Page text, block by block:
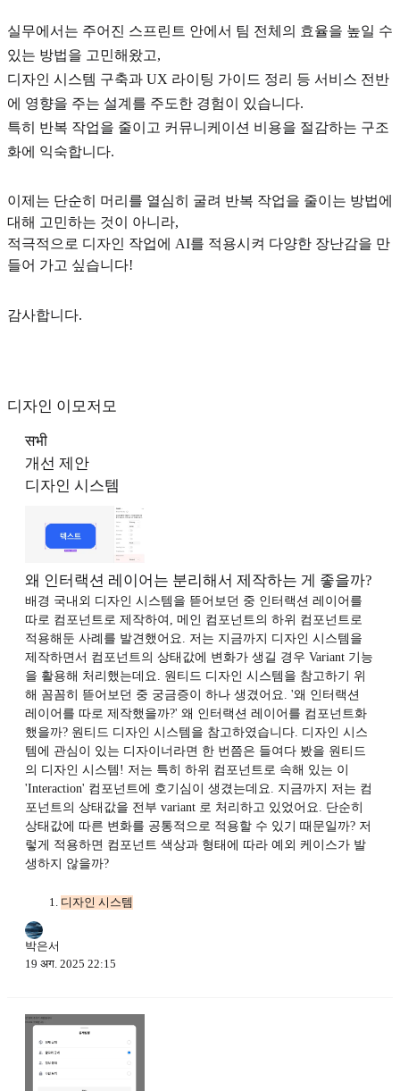
실무에서는 주어진 스프린트 안에서 팀 전체의 효율을 높일 수
있는 방법을 고민해왔고,
디자인 시스템 구축과 UX 라이팅 가이드 정리 등 서비스 전반
에 영향을 주는 설계를 주도한 경험이 있습니다.
특히 반복 작업을 줄이고 커뮤니케이션 비용을 절감하는 구조
화에 익숙합니다.
이제는 단순히 머리를 열심히 굴려 반복 작업을 줄이는 방법에
대해 고민하는 것이 아니라,
적극적으로 디자인 작업에 AI를 적용시켜 다양한 장난감을 만
들어 가고 싶습니다!
감사합니다.
디자인 이모저모
सभी
개선 제안
디자인 시스템
왜 인터랙션 레이어는 분리해서 제작하는 게 좋을까?
배경 국내외 디자인 시스템을 뜯어보던 중 인터랙션 레이어를
따로 컴포넌트로 제작하여, 메인 컴포넌트의 하위 컴포넌트로
적용해둔 사례를 발견했어요. 저는 지금까지 디자인 시스템을
제작하면서 컴포넌트의 상태값에 변화가 생길 경우 Variant 기능
을 활용해 처리했는데요. 원티드 디자인 시스템을 참고하기 위
해 꼼꼼히 뜯어보던 중 궁금증이 하나 생겼어요. '왜 인터랙션
레이어를 따로 제작했을까?' 왜 인터랙션 레이어를 컴포넌트화
했을까? 원티드 디자인 시스템을 참고하였습니다. 디자인 시스
템에 관심이 있는 디자이너라면 한 번쯤은 들여다 봤을 원티드
의 디자인 시스템! 저는 특히 하위 컴포넌트로 속해 있는 이
'Interaction' 컴포넌트에 호기심이 생겼는데요. 지금까지 저는 컴
포넌트의 상태값을 전부 variant 로 처리하고 있었어요. 단순히
상태값에 따른 변화를 공통적으로 적용할 수 있기 때문일까? 저
렇게 적용하면 컴포넌트 색상과 형태에 따라 예외 케이스가 발
생하지 않을까?
디자인 시스템
박은서
19 अग. 2025 22:15